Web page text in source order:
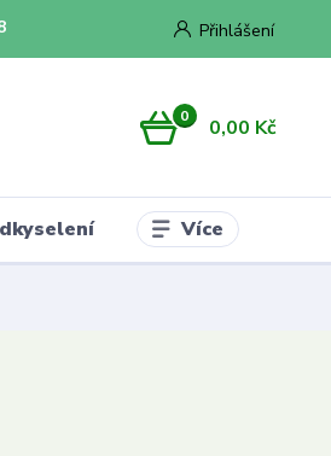
Přihlášení
0 0,00 Kč
Více